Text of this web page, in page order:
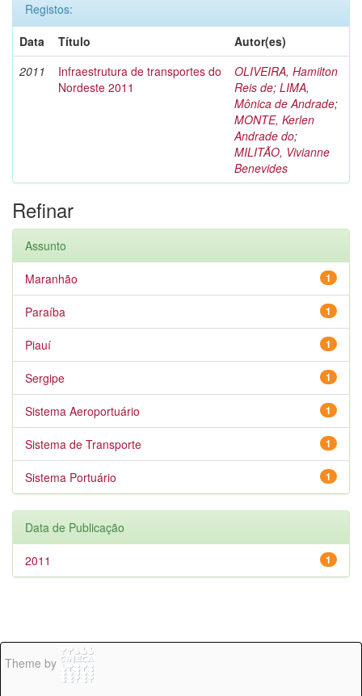
Registos:
Data
Título
Autor(es)
2011
Infraestrutura de transportes do
Nordeste 2011
OLIVEIRA, Hamilton
Reis de; LIMA,
Mônica de Andrade;
MONTE, Kerlen
Andrade do;
MILITÃO, Vivianne
Benevides
Refinar
Assunto
1
Maranhão
1
Paraíba
1
Piauí
1
Sergipe
1
Sistema Aeroportuário
1
Sistema de Transporte
1
Sistema Portuário
Data de Publicação
1
2011
Theme by